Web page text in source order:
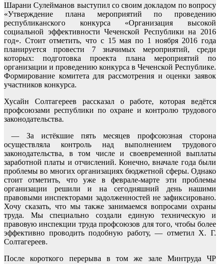
Шарани Сулейманов выступил со своим докладом по вопросу
«Утверждение плана мероприятий по проведению
республиканского конкурса «Организация высокой
социальной эффективности Чеченской Республики на 2016
год». Стоит отметить, что с 15 мая по 1 ноября 2016 года
планируется провести 7 значимых мероприятий, среди
которых: подготовка проекта плана мероприятий по
организации и проведению конкурса в Чеченской Республике.
Формирование комитета для рассмотрения и оценки заявок
участников конкурса.
Хусайн Солтагереев рассказал о работе, которая ведётся
профсоюзами республики по охране и контролю трудового
законодательства.
— За истёкшие пять месяцев профсоюзная сторона
осуществляла контроль над выполнением трудового
законодательства, в том числе и своевременной выплаты
заработной платы и отчислений. Конечно, вначале года были
проблемы во многих организациях бюджетной сферы. Однако
стоит отметить, что уже в феврале-марте эти проблемы
организации решили и на сегодняшний день нашими
правовыми инспекторами задолженностей не зафиксировано.
Хочу сказать, что мы также занимаемся вопросами охраны
труда. Мы специально создали единую техническую и
правовую инспекции труда профсоюзов для того, чтобы более
эффективно проводить подобную работу, — отметил Х. Г.
Солтагереев.
После короткого перерыва в том же зале Минтруда ЧР